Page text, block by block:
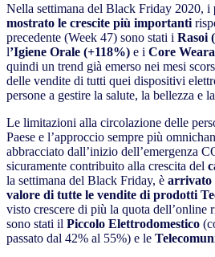
Nella settimana del Black Friday 2020, i
mostrato le crescite più importanti
precedente (Week 47) sono stati i Rasoi
l’Igiene Orale (+118%) e i Core
quindi un trend già emerso nei mesi
delle vendite di tutti quei dispositivi
persone a gestire la salute, la bellezza e
Le limitazioni alla circolazione delle
Paese e l’approccio sempre più
abbracciato dall’inizio dell’emergenza
sicuramente contribuito alla crescita del
la settimana del Black Friday, è arrivato
valore di tutte le vendite di prodotti
visto crescere di più la quota dell’online
sono stati il Piccolo Elettrodomestico
passato dal 42% al 55%) e le